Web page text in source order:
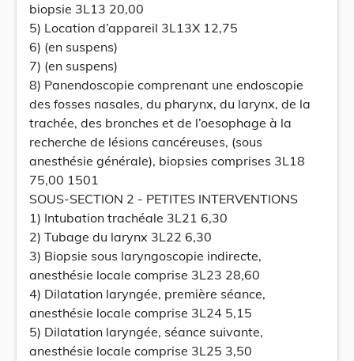
biopsie 3L13 20,00
5) Location d’appareil 3L13X 12,75
6) (en suspens)
7) (en suspens)
8) Panendoscopie comprenant une endoscopie
des fosses nasales, du pharynx, du larynx, de la
trachée, des bronches et de l’oesophage à la
recherche de lésions cancéreuses, (sous
anesthésie générale), biopsies comprises 3L18
75,00 1501
SOUS-SECTION 2 - PETITES INTERVENTIONS
1) Intubation trachéale 3L21 6,30
2) Tubage du larynx 3L22 6,30
3) Biopsie sous laryngoscopie indirecte,
anesthésie locale comprise 3L23 28,60
4) Dilatation laryngée, première séance,
anesthésie locale comprise 3L24 5,15
5) Dilatation laryngée, séance suivante,
anesthésie locale comprise 3L25 3,50